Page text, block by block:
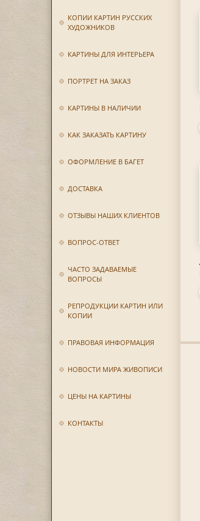
КОПИИ КАРТИН РУССКИХ
ХУДОЖНИКОВ
КАРТИНЫ ДЛЯ ИНТЕРЬЕРА
ПОРТРЕТ НА ЗАКАЗ
КАРТИНЫ В НАЛИЧИИ
КАК ЗАКАЗАТЬ КАРТИНУ
ОФОРМЛЕНИЕ В БАГЕТ
ДОСТАВКА
ОТЗЫВЫ НАШИХ КЛИЕНТОВ
ВОПРОС-ОТВЕТ
ЧАСТО ЗАДАВАЕМЫЕ
ВОПРОСЫ
РЕПРОДУКЦИИ КАРТИН ИЛИ
КОПИИ
ПРАВОВАЯ ИНФОРМАЦИЯ
НОВОСТИ МИРА ЖИВОПИСИ
ЦЕНЫ НА КАРТИНЫ
КОНТАКТЫ